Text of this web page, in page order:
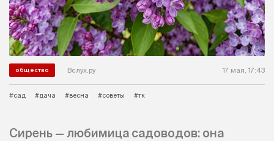
общество Вслух.ру 17 мая, 17:43
#сад #дача #весна #советы #тк
Сирень — любимица садоводов: она